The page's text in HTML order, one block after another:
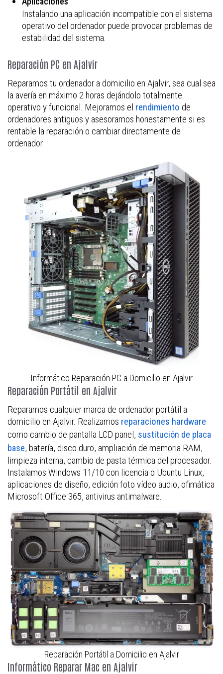
Instalando una aplicación incompatible con el sistema
operativo del ordenador puede provocar problemas de
estabilidad del sistema.
Reparación PC en Ajalvir
Reparamos tu ordenador a domicilio en Ajalvir, sea cual sea
la avería en máximo 2 horas dejándolo totalmente
operativo y funcional. Mejoramos el rendimiento de
ordenadores antiguos y asesoramos honestamente si es
rentable la reparación o cambiar directamente de
ordenador.
Informático Reparación PC a Domicilio en Ajalvir
Reparación Portátil en Ajalvir
Reparamos cualquier marca de ordenador portátil a
domicilio en Ajalvir. Realizamos reparaciones hardware
como cambio de pantalla LCD panel, sustitución de placa
base, batería, disco duro, ampliación de memoria RAM,
limpieza interna, cambio de pasta térmica del procesador.
Instalamos Windows 11/10 con licencia o Ubuntu Linux,
aplicaciones de diseño, edición foto vídeo audio, ofimática
Microsoft Office 365, antivirus antimalware.
Reparación Portátil a Domicilio en Ajalvir
Informático Reparar Mac en Ajalvir